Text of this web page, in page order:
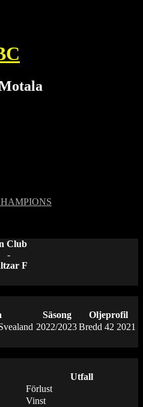
Club
-
F
Säsong
Oljeprofil
2022/2023Bredd 42 2021
Utfall
Förlust
Vinst